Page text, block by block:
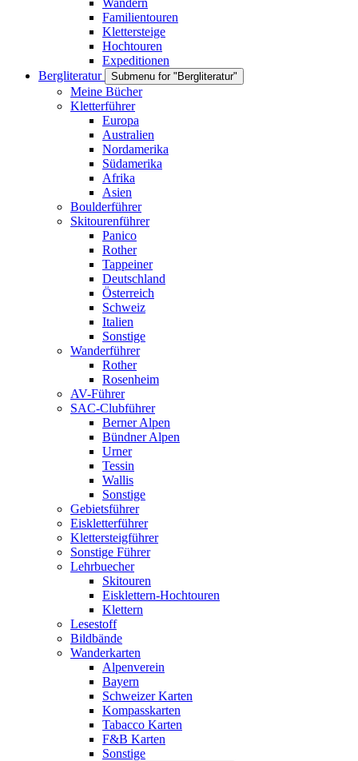
Wandern
Familientouren
Klettersteige
Hochtouren
Expeditionen
Bergliteratur
Submenu for "Bergliteratur"
Meine Bücher
Kletterführer
Europa
Australien
Nordamerika
Südamerika
Afrika
Asien
Boulderführer
Skitourenführer
Panico
Rother
Tappeiner
Deutschland
Österreich
Schweiz
Italien
Sonstige
Wanderführer
Rother
Rosenheim
AV-Führer
SAC-Clubführer
Berner Alpen
Bündner Alpen
Urner
Tessin
Wallis
Sonstige
Gebietsführer
Eiskletterführer
Klettersteigführer
Sonstige Führer
Lehrbuecher
Skitouren
Eisklettern-Hochtouren
Klettern
Lesestoff
Bildbände
Wanderkarten
Alpenverein
Bayern
Schweizer Karten
Kompasskarten
Tabacco Karten
F&B Karten
Sonstige